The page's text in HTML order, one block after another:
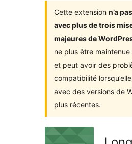
Cette extension n’a
avec plus de trois
majeures de
ne plus être
et peut avoir des
compatibilité
avec des versions de
plus récentes.